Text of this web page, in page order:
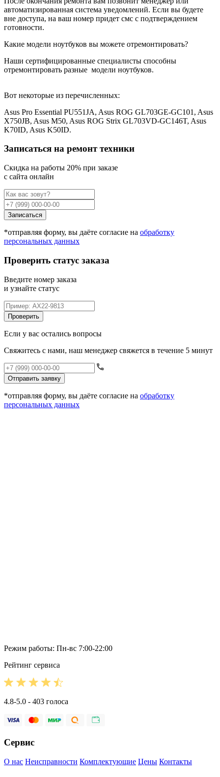
автоматизированная система уведомлений. Если вы будете
вне доступа, на ваш номер придет смс с подтверждением
готовности.
Какие модели ноутбуков вы можете отремонтировать?
Наши сертифицированные специалисты способны
отремонтировать разные модели ноутбуков.
Вот некоторые из перечисленных:
Asus Pro Essential PU551JA, Asus ROG GL703GE-GC101, Asus
X750JB, Asus M50, Asus ROG Strix GL703VD-GC146T, Asus
K70ID, Asus K50ID.
Записаться на ремонт техники
Cкидка на работы 20% при заказе
с сайта онлайн
Записаться
*отправляя форму, вы даёте согласие на обработку
персональных данных
Проверить статус заказа
Введите номер заказа
и узнайте статус
Проверить
Если у вас остались вопросы
Свяжитесь с нами, наш менеджер свяжется в течение 5 минут
Отправить заявку
*отправляя форму, вы даёте согласие на обработку
персональных данных
Режим работы: Пн-вс 7:00-22:00
Рейтинг сервиса
4.8-5.0 - 403 голоса
Сервис
О нас Неисправности Комплектующие Цены Контакты